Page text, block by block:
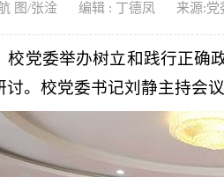
图/张淦 编辑 : 丁德凤 来源:党
校党委举办树立和践行正确
。校党委书记刘静主持会